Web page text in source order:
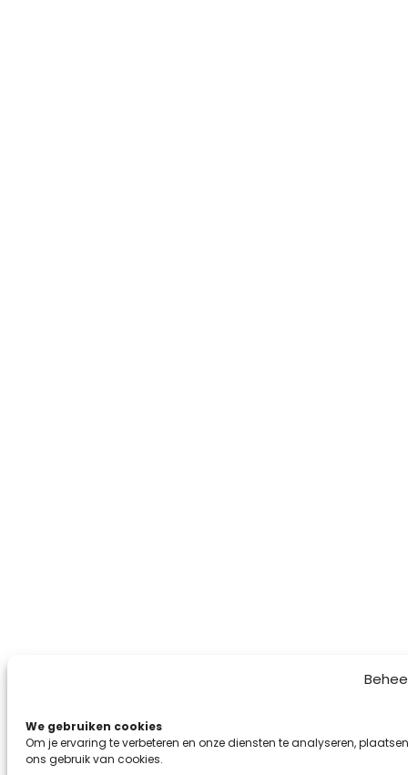
We gebruiken cookies
Om je ervaring te verbeteren en onze diensten te analyseren,
ons gebruik van cookies.